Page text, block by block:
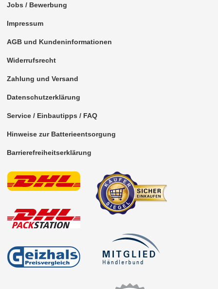
Jobs / Bewerbung
Impressum
AGB und Kundeninformationen
Widerrufsrecht
Zahlung und Versand
Datenschutzerklärung
Service / Einbautipps / FAQ
Hinweise zur Batterieentsorgung
Barrierefreiheitserklärung